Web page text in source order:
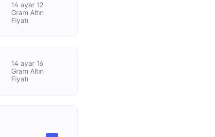
14 ayar 12
Gram Altın
Fiyatı
14 ayar 16
Gram Altın
Fiyatı